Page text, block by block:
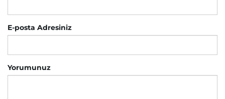
E-posta Adresiniz
Yorumunuz